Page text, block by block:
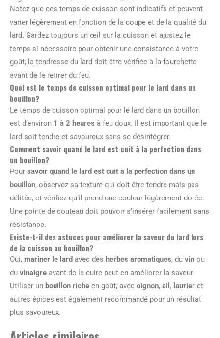
Notez que ces temps de cuisson sont indicatifs et peuvent
varier légèrement en fonction de la coupe et de la qualité du
lard. Gardez toujours un œil sur la cuisson et ajustez le
temps si nécessaire pour obtenir une consistance à votre
goût; la tendresse du lard doit être vérifiée à la fourchette
avant de le retirer du feu.
Quel est le temps de cuisson optimal pour le lard dans un
bouillon?
Le temps de cuisson optimal pour le lard dans un bouillon
est d’environ 1 à 2 heures à feu doux. Il est important que le
lard soit tendre et savoureux sans se désintégrer.
Comment savoir quand le lard est cuit à la perfection dans
un bouillon?
Pour savoir quand le lard est cuit à la perfection dans un
bouillon, observez sa texture qui doit être tendre mais pas
délitée, et vérifiez qu’il prend une couleur légèrement dorée.
Une pointe de couteau doit pouvoir s’insérer facilement sans
résistance.
Existe-t-il des astuces pour améliorer la saveur du lard lors
de la cuisson au bouillon?
Oui, mariner le lard avec des herbes aromatiques, du vin ou
du vinaigre avant de le cuire peut en améliorer la saveur.
Utiliser un bouillon riche en goût, avec oignon, ail , laurier et
autres épices est également recommandé pour un résultat
plus savoureux.